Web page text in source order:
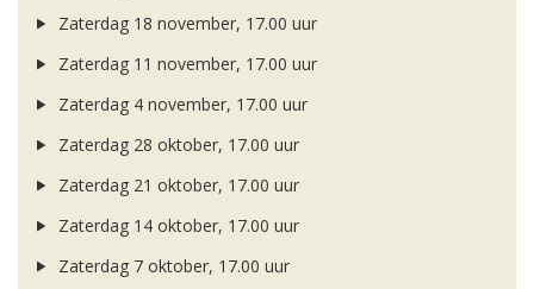
Zaterdag 18 november, 17.00 uur
Zaterdag 11 november, 17.00 uur
Zaterdag 4 november, 17.00 uur
Zaterdag 28 oktober, 17.00 uur
Zaterdag 21 oktober, 17.00 uur
Zaterdag 14 oktober, 17.00 uur
Zaterdag 7 oktober, 17.00 uur